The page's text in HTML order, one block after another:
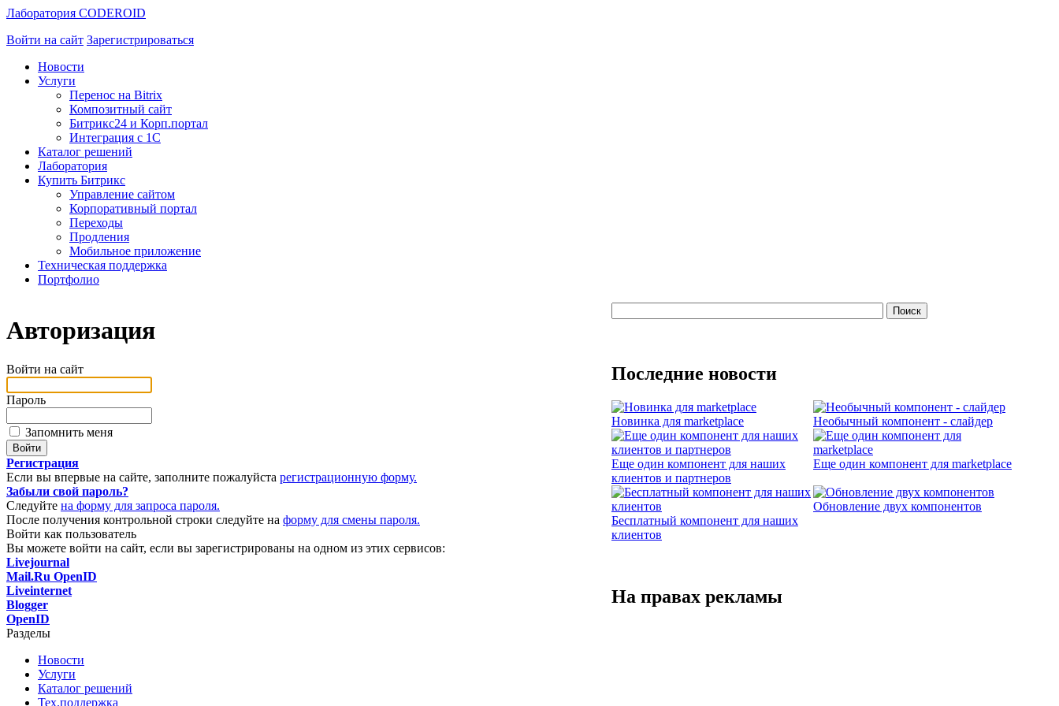
Лаборатория CODEROID
Войти на сайт Зарегистрироваться
Новости
Услуги
Перенос на Bitrix
Композитный сайт
Битрикс24 и Корп.портал
Интеграция с 1С
Каталог решений
Лаборатория
Купить Битрикс
Управление сайтом
Корпоративный портал
Переходы
Продления
Мобильное приложение
Техническая поддержка
Портфолио
Авторизация
Войти на сайт
Пароль
Запомнить меня
Регистрация
Если вы впервые на сайте, заполните пожалуйста регистрационную форму.
Забыли свой пароль?
Следуйте на форму для запроса пароля.
После получения контрольной строки следуйте на форму для смены пароля.
Войти как пользователь
Вы можете войти на сайт, если вы зарегистрированы на одном из этих сервисов:
Livejournal
Mail.Ru OpenID
Liveinternet
Blogger
OpenID
Последние новости
Новинка для marketplace Необычный компонент - слайдер
Еще один компонент для наших
клиентов и партнеров
Еще один компонент для marketplace
Бесплатный компонент для наших
клиентов
Обновление двух компонентов
На правах рекламы
Разделы
Новости
Услуги
Каталог решений
Тех.поддержка